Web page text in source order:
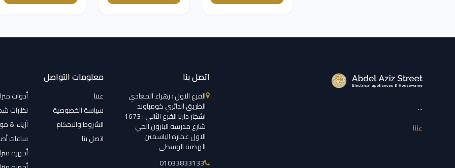
...
عننا
اتصل بنا
الفرع الاول : زهراء المعادي
الطريق الدائري كومباوند
اشجار دارنا الفرع الثاني : 1673
شارع مدرسه البارون الحي
الاول عماره الياسمين
الهضبة الوسطي
01033833133
معلومات التواصل
عننا
سياسة الخصوصية
الشروط والاحكام
اتصل بنا
أدوات
نظارات
أزياء &
ساعات
أجهزة